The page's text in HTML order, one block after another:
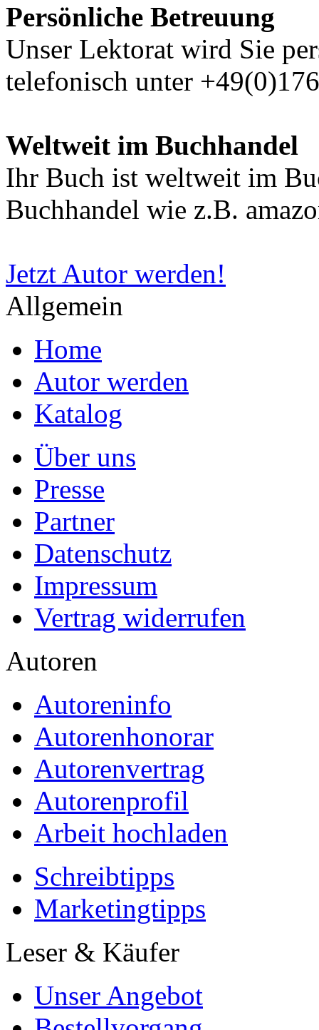
Persönliche Betreuung
Unser Lektorat wird Sie
telefonisch unter
Weltweit im Buchhandel
Ihr Buch ist weltweit im
Buchhandel wie z.B.
Jetzt Autor werden!
Allgemein
Home
Autor werden
Katalog
Über uns
Presse
Partner
Datenschutz
Impressum
Vertrag widerrufen
Autoren
Autoreninfo
Autorenhonorar
Autorenvertrag
Autorenprofil
Arbeit hochladen
Schreibtipps
Marketingtipps
Leser & Käufer
Unser Angebot